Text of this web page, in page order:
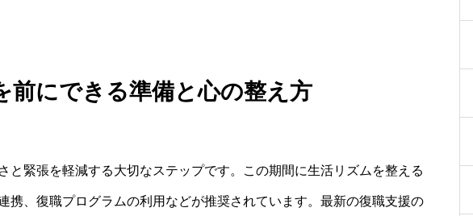
前にできる準備と心の整え方
と緊張を軽減する大切なステップです。この期間に生活リズムを整える
携、復職プログラムの利用などが推奨されています。最新の復職支援の